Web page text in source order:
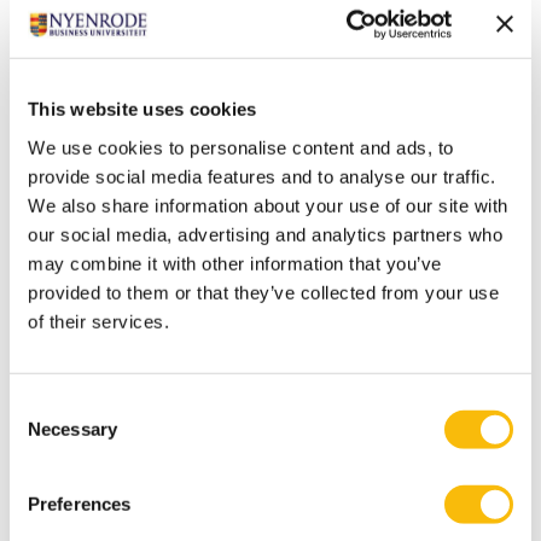
This website uses cookies
We use cookies to personalise content and ads, to
provide social media features and to analyse our traffic.
We also share information about your use of our site with
our social media, advertising and analytics partners who
may combine it with other information that you’ve
provided to them or that they’ve collected from your use
of their services.
Selection
Necessary
Preferences
actuaris gaat stromen in de organisatie en is altijd up-
to-date. In de praktijk zie ik dat het werkt. Specialisten
zichzelf en managers voelen zich niet meer
genoodzaakt alles te controleren of met mooie
praatjes hun gebrek aan kennis te verbergen.’
Als vakspecialisten zichtbaar worden en meer inspraak
krijgen in bestuurlijke besluitvorming heeft dit vele
voordelen. Bij overleggen, presentaties en
besluitvorming over inhoudelijke zaken wordt niet de
sneller en beter. Kennis zit op de juiste plek en wordt
niet meer drie keer doorgegeven. Relaties worden